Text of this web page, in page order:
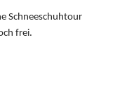
Schneeschuhtour
frei.